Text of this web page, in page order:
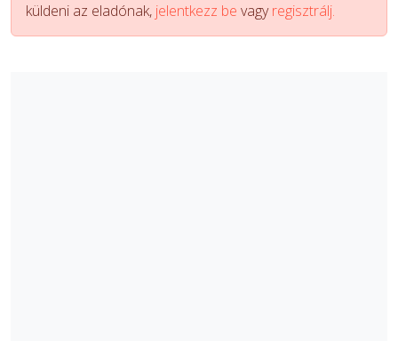
küldeni az eladónak, jelentkezz be vagyregisztrálj.